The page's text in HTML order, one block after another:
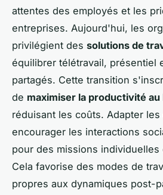
attentes des employés et les
entreprises. Aujourd'hui, les
privilégient des solutions de
équilibrer télétravail, présentiel
partagés. Cette transition
de maximiser la productivité au
réduisant les coûts. Adapter
encourager les interactions
pour des missions
Cela favorise des modes de
propres aux dynamiques post-